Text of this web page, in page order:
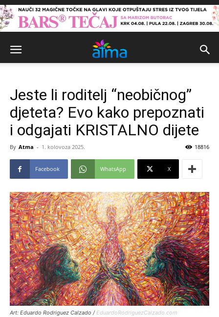
Jeste li roditelj “neobičnog”
djeteta? Evo kako prepoznati
i odgajati KRISTALNO dijete
By Atma - 1. kolovoza 2025. 18816
Facebook WhatsApp X
Art: Eduardo Rodriguez Calzado /EduardoRodriguezCalzado.com